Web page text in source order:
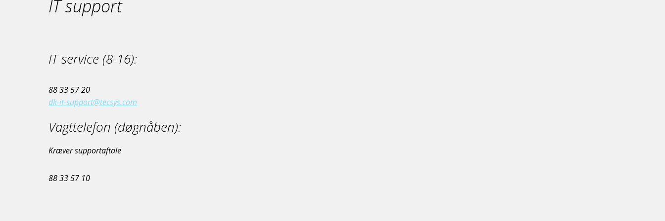
IT support
IT service (8-16):
88 33 57 20
dk-it-support@tecsys.com
Vagttelefon (døgnåben):
Kræver supportaftale
88 33 57 10